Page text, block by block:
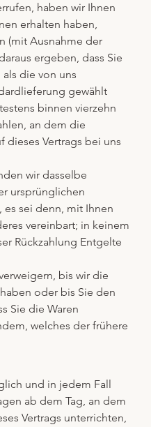
haben wir Ihnen
erhalten haben,
(mit Ausnahme der
ergeben, dass Sie
die von uns
gewählt
binnen vierzehn
an dem die
Vertrags bei uns
wir dasselbe
ursprünglichen
es sei denn, mit Ihnen
vereinbart; in keinem
Rückzahlung Entgelte
bis wir die
oder bis Sie den
Sie die Waren
welches der frühere
und in jedem Fall
ab dem Tag, an dem
Vertrags unterrichten,